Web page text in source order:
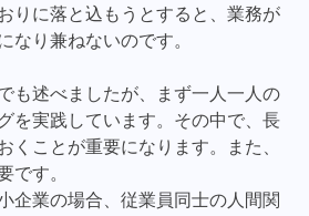
りに落と込もうとすると、業務が
なり兼ねないのです。
も述べましたが、まず一人一人の
を実践しています。その中で、長
くことが重要になります。また、
です。
企業の場合、従業員同士の人間関